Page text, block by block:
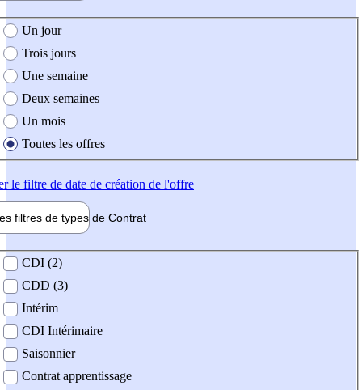
création de l'offre
Un jour
Trois jours
Une semaine
Deux semaines
Un mois
Toutes les offres
le filtre de date de création de l'offre
filtres de types de Contrat
contrat
CDI (2)
CDD (3)
Intérim
CDI Intérimaire
Saisonnier
Contrat apprentissage